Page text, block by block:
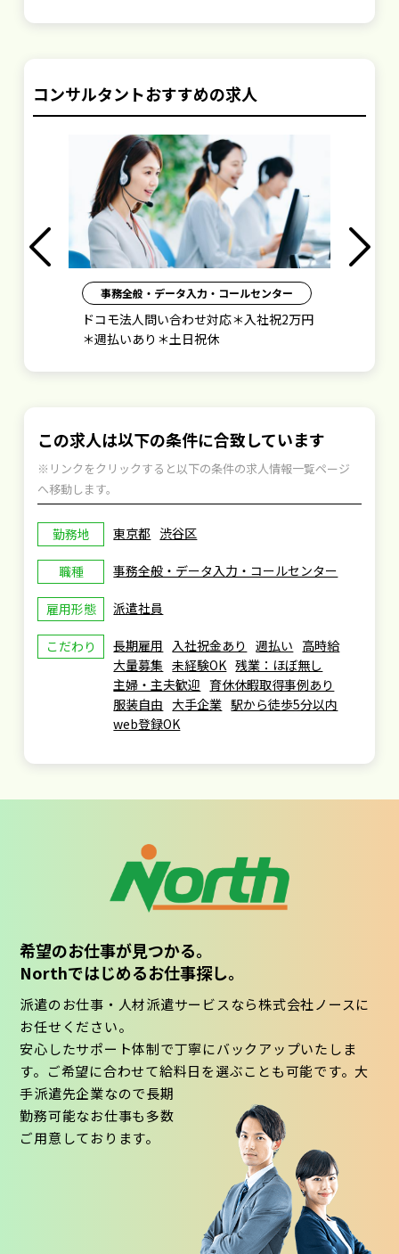
コンサルタントおすすめの求人
事務全般・データ入力・コールセンター
モバイルバッテリーに関するのテレオペ
業務／未経験OK★在宅あり＊時給1700円
この求人は以下の条件に合致しています
※リンクをクリックすると以下の条件の求人情報一覧ページ
へ移動します。
勤務地 東京都 渋谷区
職種 事務全般・データ入力・コールセンター
雇用形態 派遣社員
こだわり 長期雇用 入社祝金あり 週払い 高時給
大量募集 未経験OK 残業：ほぼ無し
主婦・主夫歓迎 育休休暇取得事例あり
服装自由 大手企業 駅から徒歩5分以内
web登録OK
希望のお仕事が見つかる。
Northではじめるお仕事探し。
派遣のお仕事・人材派遣サービスなら株式会社ノースに
お任せください。
安心したサポート体制で丁寧にバックアップいたしま
す。ご希望に合わせて給料日を選ぶことも可能です。大
手派遣先企業なので長期
勤務可能なお仕事も多数
ご用意しております。